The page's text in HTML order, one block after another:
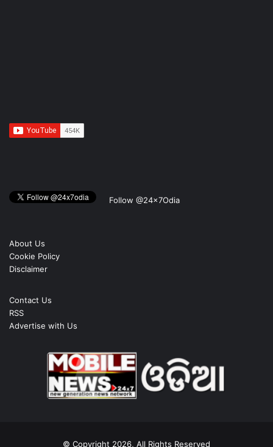
Follow @24x7Odia
About Us
Cookie Policy
Disclaimer
Contact Us
RSS
Advertise with Us
© Copyright 2026, All Rights Reserved